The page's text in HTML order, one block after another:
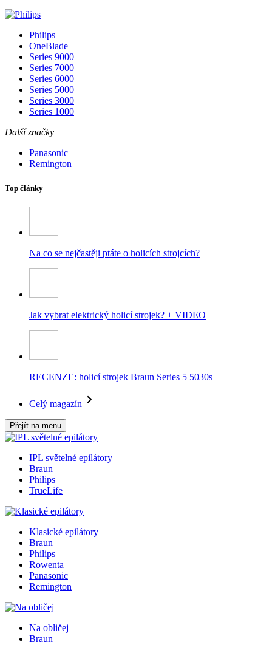
Philips
OneBlade
Series 9000
Series 7000
Series 6000
Series 5000
Series 3000
Series 1000
Další značky
Panasonic
Remington
Top články
Na co se nejčastěji ptáte o holicích strojcích?
Jak vybrat elektrický holicí strojek? + VIDEO
RECENZE: holicí strojek Braun Series 5 5030s
Celý magazín
Přejít na menu
IPL světelné epilátory
Braun
Philips
TrueLife
Klasické epilátory
Braun
Philips
Rowenta
Panasonic
Remington
Na obličej
Braun